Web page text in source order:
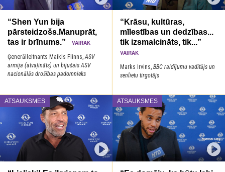
“Shen Yun bija
pārsteidzošs.Manuprāt,
tas ir brīnums.”
VAIRĀK
Ģenerālleitnants Maikls Flinns, ASV
armija (atvaļināts) un bijušais ASV
nacionālās drošības padomnieks
“Krāsu, kultūras,
mīlestības un dedzības...
tik izsmalcināts, tik...”
VAIRĀK
Marks Irvins,BBC raidījumu vadītājs un
senlietu tirgotājs
ATSAUKSMES ATSAUKSMES